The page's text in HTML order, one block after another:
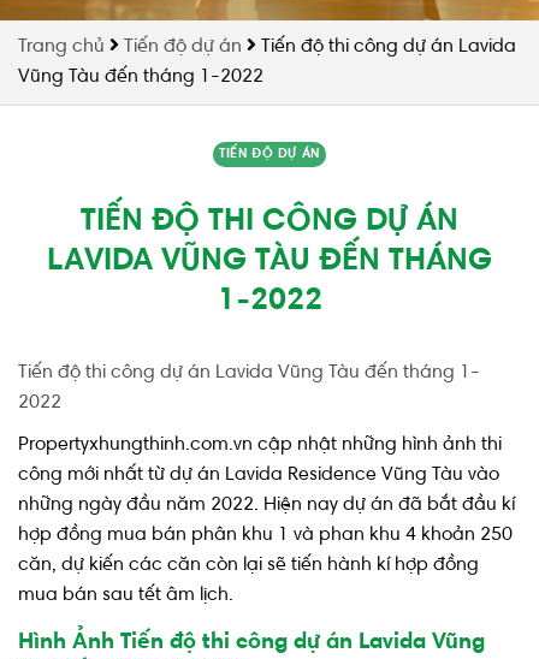
Trang chủ Tiến độ dự án
Tiến độ thi công dự án Lavida
Vũng Tàu đến tháng 1-2022
TIẾN ĐỘ DỰ ÁN
TIẾN ĐỘ THI CÔNG DỰ ÁN
LAVIDA VŨNG TÀU ĐẾN THÁNG
1-2022
Tiến độ thi công dự án Lavida Vũng Tàu đến tháng 1-
2022
Propertyxhungthinh.com.vn cập nhật những hình ảnh thi
công mới nhất từ dự án Lavida Residence Vũng Tàu vào
những ngày đầu năm 2022. Hiện nay dự án đã bắt đầu kí
hợp đồng mua bán phân khu 1 và phan khu 4 khoản 250
căn, dự kiến các căn còn lại sẽ tiến hành kí hợp đồng
mua bán sau tết âm lịch.
Hình Ảnh Tiến độ thi công dự án Lavida Vũng